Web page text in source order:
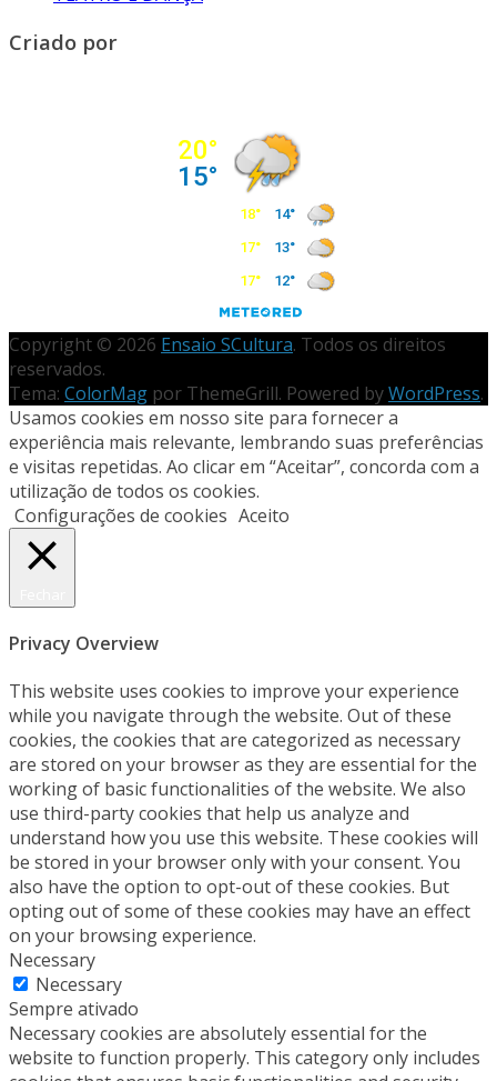
Criado por
Copyright © 2026 Ensaio SCultura. Todos os direitos
reservados.
Tema: ColorMag por ThemeGrill. Powered byWordPress.
Usamos cookies em nosso site para fornecer a
experiência mais relevante, lembrando suas preferências
e visitas repetidas. Ao clicar em “Aceitar”, concorda com a
utilização de todos os cookies.
Configurações de cookies Aceito
Privacy Overview
This website uses cookies to improve your experience
while you navigate through the website. Out of these
cookies, the cookies that are categorized as necessary
are stored on your browser as they are essential for the
working of basic functionalities of the website. We also
use third-party cookies that help us analyze and
understand how you use this website. These cookies will
be stored in your browser only with your consent. You
also have the option to opt-out of these cookies. But
opting out of some of these cookies may have an effect
on your browsing experience.
Necessary
Necessary
Sempre ativado
Necessary cookies are absolutely essential for the
website to function properly. This category only includes